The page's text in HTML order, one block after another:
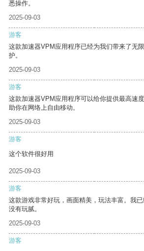
悉操作。
2025-09-03
游客
这款加速器VPM应用程序已经为我们带来了无
护。
2025-09-03
游客
这款加速器VPM应用程序可以给你提供最高速
助你在网络上自由移动。
2025-09-03
游客
这个软件很好用
2025-09-03
游客
这款游戏非常好玩，画面精美，玩法丰富。我
没有玩腻。
2025-09-03
游客